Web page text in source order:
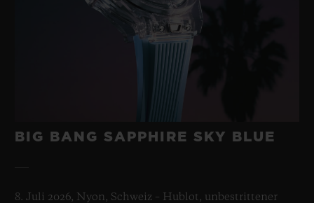
BIG BANG SAPPHIRE SKY BLUE
8. Juli 2026, Nyon, Schweiz – Hublot, unbestrittener